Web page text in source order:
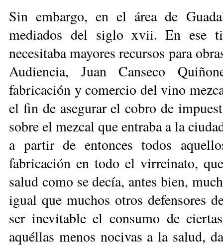
Sin embargo, en el área de
mediados del siglo xvii. En ese
necesitaba mayores recursos para
Audiencia, Juan Canseco
fabricación y comercio del vino
el fin de asegurar el cobro de
sobre el mezcal que entraba a la
a partir de entonces todos
fabricación en todo el virreinato,
salud como se decía, antes bien,
igual que muchos otros defensores
ser inevitable el consumo de
aquéllas menos nocivas a la salud,